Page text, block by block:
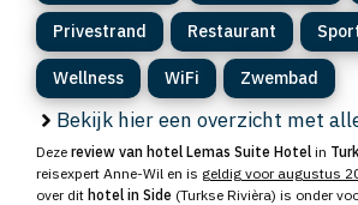
Privestrand Restaurant
Wellness WiFi Zwembad
Bekijk hier een overzicht met
Deze review van hotel Lemas Suite Hotel in
reisexpert Anne-Wil en is geldig voor augustus
over dit hotel in Side (Turkse Rivièra) is onder